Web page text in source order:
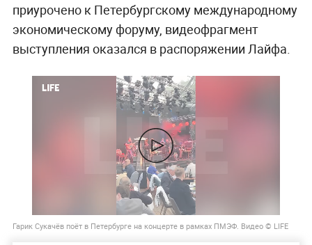
приурочено к Петербургскому международному
экономическому форуму, видеофрагмент
выступления оказался в распоряжении Лайфа.
Гарик Сукачёв поёт в Петербурге на концерте в рамках ПМЭФ. Видео © LIFE